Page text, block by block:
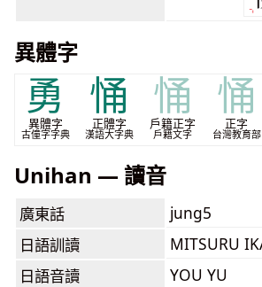
異體字
勇
異體字
古僮字字典
悀
正體字
漢語大字典
悀
戶籍正字
戶籍文字
悀
正字
台灣教育部
Unihan — 讀音
廣東話
jung5
日語訓讀
MITSURU
日語音讀
YOU YU